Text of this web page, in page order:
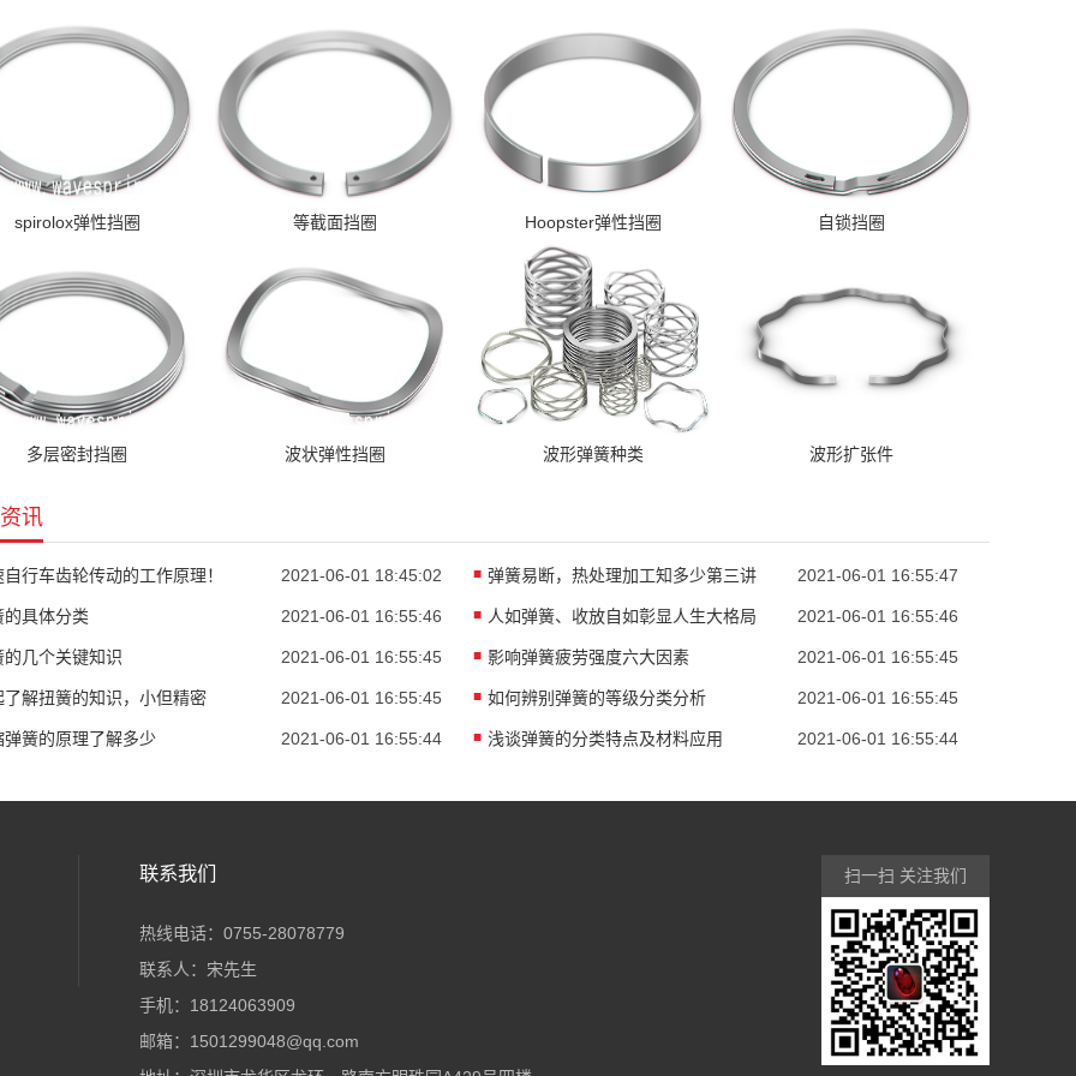
spirolox弹性挡圈 等截面挡圈 Hoopster弹性挡圈 自锁挡圈
多层密封挡圈 波状弹性挡圈 波形弹簧种类 波形扩张件
讯
自行车齿轮传动的工作原理！ 2021-06-01 18:45:02 弹簧易断，热处理加工知多少第三讲 2021-06-01 16:55:47
的具体分类 2021-06-01 16:55:46 人如弹簧、收放自如彰显人生大格局 2021-06-01 16:55:46
的几个关键知识 2021-06-01 16:55:45 影响弹簧疲劳强度六大因素 2021-06-01 16:55:45
了解扭簧的知识，小但精密 2021-06-01 16:55:45 如何辨别弹簧的等级分类分析 2021-06-01 16:55:45
弹簧的原理了解多少 2021-06-01 16:55:44 浅谈弹簧的分类特点及材料应用 2021-06-01 16:55:44
联系我们
热线电话：0755-28078779
联系人：宋先生
手机：18124063909
邮箱：1501299048@qq.com
扫一扫 关注我们